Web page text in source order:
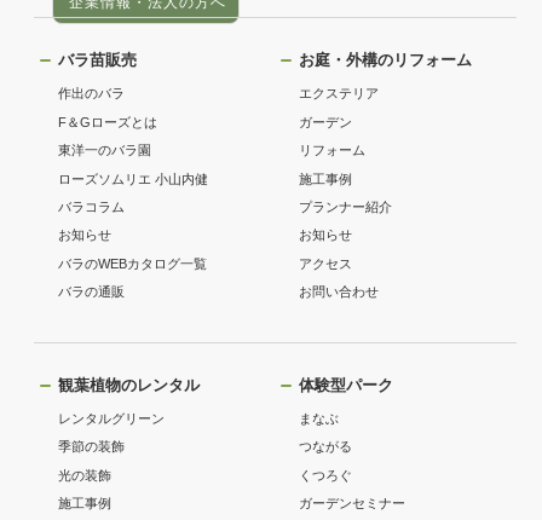
バラ苗販売
作出のバラ
F＆Gローズとは
東洋一のバラ園
ローズソムリエ 小山内健
バラコラム
お知らせ
バラのWEBカタログ一覧
バラの通販
お庭・外構のリフォーム
エクステリア
ガーデン
リフォーム
施工事例
プランナー紹介
お知らせ
アクセス
お問い合わせ
観葉植物のレンタル
レンタルグリーン
季節の装飾
光の装飾
施工事例
体験型パーク
まなぶ
つながる
くつろぐ
ガーデンセミナー